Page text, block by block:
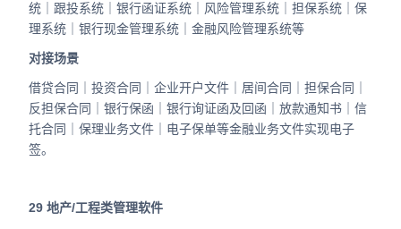
统｜跟投系统｜银行函证系统｜风险管理系统｜担保系统｜保
理系统｜银行现金管理系统｜金融风险管理系统等
对接场景
借贷合同｜投资合同｜企业开户文件｜居间合同｜担保合同｜
反担保合同｜银行保函｜银行询证函及回函｜放款通知书｜信
托合同｜保理业务文件｜电子保单等金融业务文件实现电子
签。
29 地产/工程类管理软件